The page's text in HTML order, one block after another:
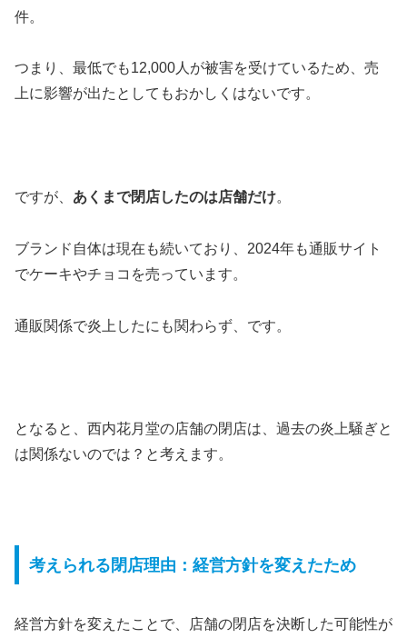
件。
つまり、最低でも12,000人が被害を受けているため、売
上に影響が出たとしてもおかしくはないです。
ですが、 あくまで閉店したのは店舗だけ。
ブランド自体は現在も続いており、 2024年も通販サイト
でケーキやチョコを売っています。
通販関係で炎上したにも関わらず、です。
となると、西内花月堂の店舗の閉店は、過去の炎上騒ぎと
は関係ないのでは？と考えます。
考えられる閉店理由：経営方針を変えたため
経営方針を変えたことで、店舗の閉店を決断した可能性が